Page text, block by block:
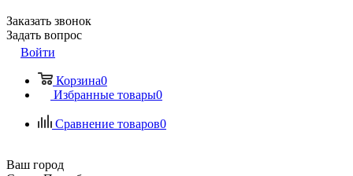
Заказать звонок
Задать вопрос
Войти
Корзина0
Избранные товары0
Сравнение товаров0
Ваш город